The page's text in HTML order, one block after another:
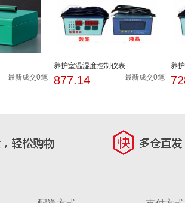
最新成交0笔
养护室温湿度控制仪表
877.14 最新成交0笔
养